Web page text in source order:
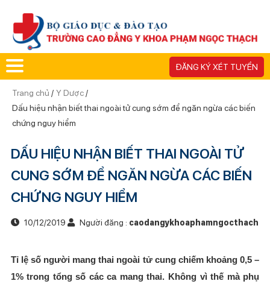
ĐĂNG KÝ XÉT TUYỂN
Trang chủ / Y Dược/
Dấu hiệu nhận biết thai ngoài tử cung sớm để ngăn ngừa các biến
chứng nguy hiểm
DẤU HIỆU NHẬN BIẾT THAI NGOÀI TỬ
CUNG SỚM ĐỂ NGĂN NGỪA CÁC BIẾN
CHỨNG NGUY HIỂM
10/12/2019 Người đăng : caodangykhoaphamngocthach
Tỉ lệ số người mang thai ngoài tử cung chiếm khoảng 0,5 –
1% trong tổng số các ca mang thai. Không vì thế mà phụ